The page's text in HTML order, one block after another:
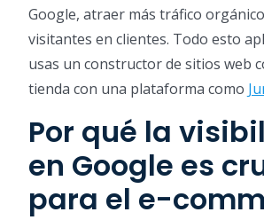
Google, atraer más tráfico
visitantes en clientes. Todo esto
usas un constructor de sitios web
tienda con una plataforma como
Por qué la
en Google es
para el e-